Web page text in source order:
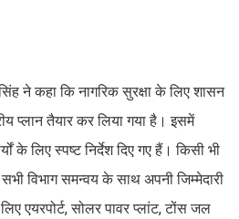
ने कहा कि नागरिक सुरक्षा के लिए शासन
प्लान तैयार कर लिया गया है। इसमें
के लिए स्पष्ट निर्देश दिए गए हैं। किसी भी
विभाग समन्वय के साथ अपनी जिम्मेदारी
एयरपोर्ट, सोलर पावर प्लांट, टोंस जल